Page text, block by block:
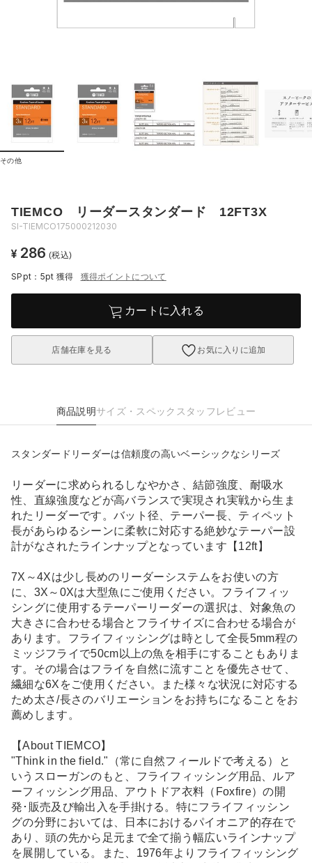
その他
TIEMCO リーダースタンダード 12FT3X
SI-TIEMCO175000212030
¥ 286 (税込)
SPpt：5pt 獲得 獲得ポイントについて
カートに入れる
店舗在庫を見る お気に入りに追加
商品説明サイズ・スペック スタッフレビュー
スタンダードリーダーは信頼度の高いベーシックなシリーズ
リーダーに求められるしなやかさ、結節強度、耐吸水
性、直線強度などが高バランスで実現され実戦から生ま
れたリーダーです。バット径、テーパー長、ティペット
長があらゆるシーンに柔軟に対応する絶妙なテーパー設
計がなされたラインナップとなっています【12ft】
7X～4Xは少し長めのリーダーシステムをお使いの方
に、3X～0Xは大型魚にご使用ください。フライフィッ
シングに使用するテーパーリーダーの選択は、対象魚の
大きさに合わせる場合とフライサイズに合わせる場合が
あります。フライフィッシングは時として全長5mm程の
ミッジフライで50cm以上の魚を相手にすることもありま
す。その場合はフライを自然に流すことを優先させて、
繊細な6Xをご使用ください。また様々な状況に対応する
ため太さ/長さのバリエーションをお持ちになることをお
薦めします。
【About TIEMCO】
"Think in the field."（常に自然フィールドで考える）と
いうスローガンのもと、フライフィッシング用品、ルア
ーフィッシング用品、アウトドア衣料（Foxfire）の開
発･販売及び輸出入を手掛ける。特にフライフィッシン
グの分野においては、日本におけるパイオニア的存在で
あり、頭の先から足元まで全て揃う幅広いラインナップ
を展開している。また、1976年よりフライフィッシング